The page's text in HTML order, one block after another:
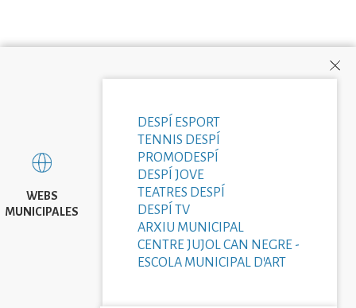
WEBS
MUNICIPALES
DESPÍ ESPORT
TENNIS DESPÍ
PROMODESPÍ
DESPÍ JOVE
TEATRES DESPÍ
DESPÍ TV
ARXIU MUNICIPAL
CENTRE JUJOL CAN NEGRE -
ESCOLA MUNICIPAL D'ART